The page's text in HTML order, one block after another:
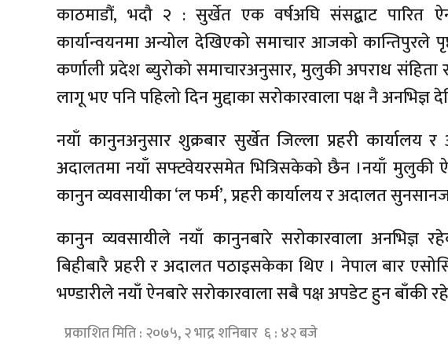
काठमाडौं, भदौ २ : सुर्खेत एक वर्षअघि संसद्बाट पारित
कार्यान्वयनमा अन्योल देखिएको समाचार आजको कान्तिपुरले
कर्णाली प्रदेश ब्युरोको समाचारअनुसार, मुलुकी अपराध
लागू भए पनि पहिलो दिन मुद्दाका सरोकारवाला पक्ष नै अनभिज्ञ
नयाँ कानुनअनुसार शुक्रबार सुर्खेत जिल्ला प्रहरी कार्यालय
अदालतमा नयाँ सफ्टवेयरसमेत भित्रिसकेको छैन ।नयाँ मुलुकी
कानुन व्यवसायीका ‘ल फर्म’, प्रहरी कार्यालय र अदालत
कानुन व्यवसायीले नयाँ कानुनबारे सरोकारवाला अनभिज्ञ
बिहीबारै प्रहरी र अदालत पठाइसकेका थिए । नेपाल बार
भण्डारीले नयाँ ऐनबारे सरोकारवाला सबै पक्ष अपडेट हुन बाँकी
प्रकाशित मिति : २०७५, २ भाद्र शनिबार ६ : ४२ बजे